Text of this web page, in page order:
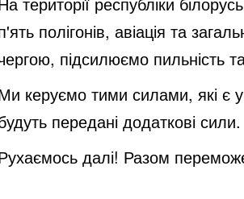
полігонів, авіація та
підсилюємо пильність
керуємо тими силами, які є
передані додаткові
далі! Разом